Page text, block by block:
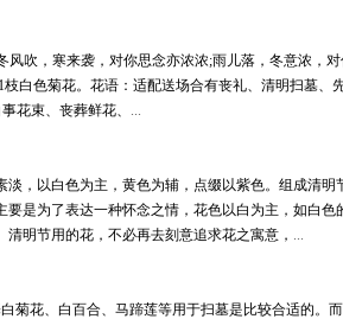
风吹，寒来袭，对你思念亦浓浓;雨儿落，冬意浓，
白色菊花。花语：适配送场合有丧礼、清明扫墓
花束、丧葬鲜花、 ...
，以白色为主，黄色为辅，点缀以紫色。组成清
是为了表达一种怀念之情，花色以白为主，如白
明节用的花，不必再去刻意追求花之寓意， ...
菊花、白百合、马蹄莲等用于扫墓是比较合适的